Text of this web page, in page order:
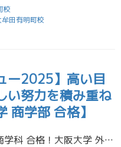
校
田有明町校
ー2025】高い目
い努力を積み重ね
商学部 合格】
慶應義塾大学 商学部 商学科 合格！大阪大学 外国語学部 外国語学科 合格！同志社大学 商学部 商学科 合格！野口蓮矢くん（大牟田高校 卒業） 東進衛星予備校 大牟田有明町校